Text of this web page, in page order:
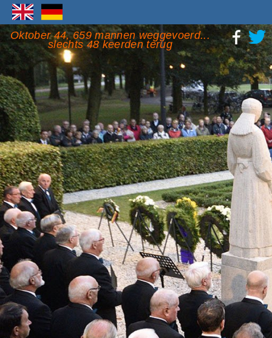
Oktober 44, 659 mannen weggevoerd...
slechts 48 keerden terug